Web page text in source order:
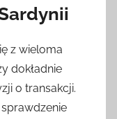
z wieloma
dokładnie
o transakcji.